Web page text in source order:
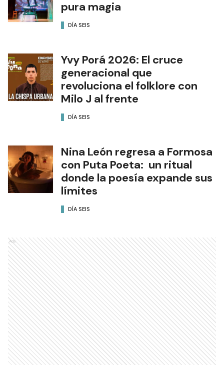
pura magia
DÍA SEIS
Yvy Porá 2026: El cruce
generacional que
revoluciona el folklore con
Milo J al frente
DÍA SEIS
Nina León regresa a Formosa
con Puta Poeta: un ritual
donde la poesía expande sus
límites
DÍA SEIS
Ads